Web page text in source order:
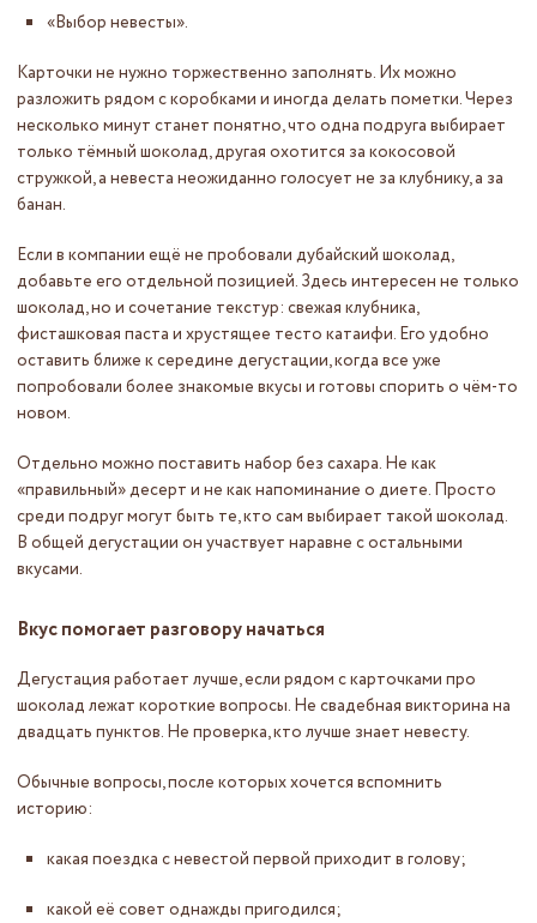
«Выбор невесты».
Карточки не нужно торжественно заполнять. Их можно
разложить рядом с коробками и иногда делать пометки. Через
несколько минут станет понятно, что одна подруга выбирает
только тёмный шоколад, другая охотится за кокосовой
стружкой, а невеста неожиданно голосует не за клубнику, а за
банан.
Если в компании ещё не пробовали дубайский шоколад,
добавьте его отдельной позицией. Здесь интересен не только
шоколад, но и сочетание текстур: свежая клубника,
фисташковая паста и хрустящее тесто катаифи. Его удобно
оставить ближе к середине дегустации, когда все уже
попробовали более знакомые вкусы и готовы спорить о чём-то
новом.
Отдельно можно поставить набор без сахара. Не как
«правильный» десерт и не как напоминание о диете. Просто
среди подруг могут быть те, кто сам выбирает такой шоколад.
В общей дегустации он участвует наравне с остальными
вкусами.
Вкус помогает разговору начаться
Дегустация работает лучше, если рядом с карточками про
шоколад лежат короткие вопросы. Не свадебная викторина на
двадцать пунктов. Не проверка, кто лучше знает невесту.
Обычные вопросы, после которых хочется вспомнить
историю:
какая поездка с невестой первой приходит в голову;
какой её совет однажды пригодился;